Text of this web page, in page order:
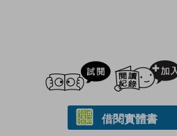
試閲
借閱實體書